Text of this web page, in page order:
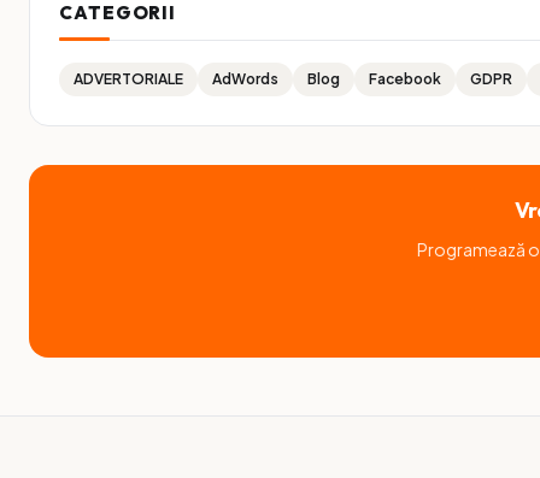
CATEGORII
ADVERTORIALE AdWords Blog Facebook GDPR
Programează